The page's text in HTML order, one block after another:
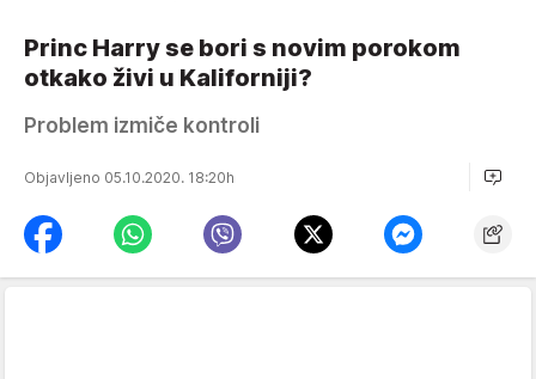
Princ Harry se bori s novim porokom
otkako živi u Kaliforniji?
Problem izmiče kontroli
Objavljeno 05.10.2020. 18:20h